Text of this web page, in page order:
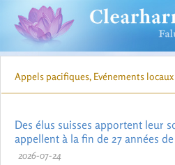
Appels pacifiques, Evénements locaux
Des élus suisses apportent leur
appellent à la fin de 27 années
2026-07-24